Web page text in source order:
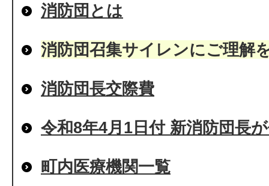
消防団とは
消防団召集サイレンにご理解
消防団長交際費
令和8年4月1日付 新消防団長
町内医療機関一覧